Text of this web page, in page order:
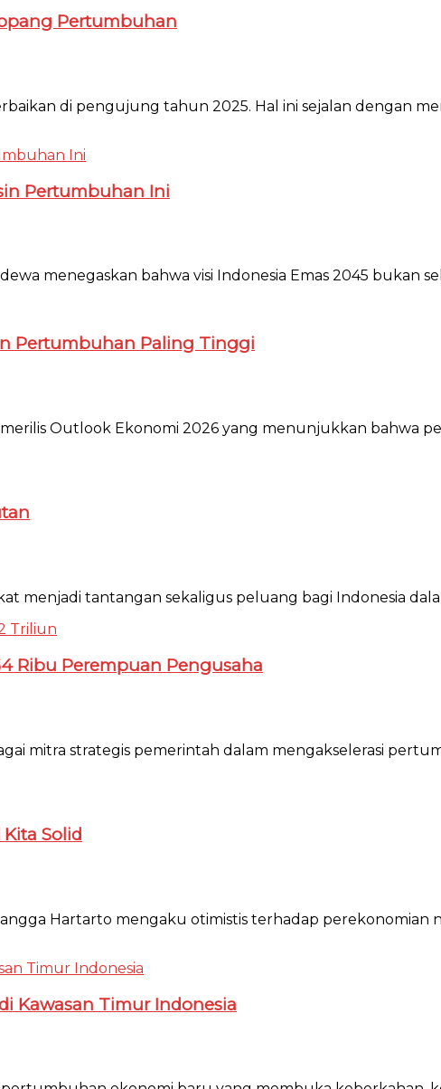
Pertumbuhan
di pengujung tahun 2025. Hal ini sejalan dengan
Pertumbuhan Ini
menegaskan bahwa visi Indonesia Emas 2045 bukan
Pertumbuhan Paling Tinggi
Outlook Ekonomi 2026 yang menunjukkan bahwa
menjadi tantangan sekaligus peluang bagi Indonesia
Ribu Perempuan Pengusaha
mitra strategis pemerintah dalam mengakselerasi
Solid
Hartarto mengaku otimistis terhadap perekonomian
Kawasan Timur Indonesia